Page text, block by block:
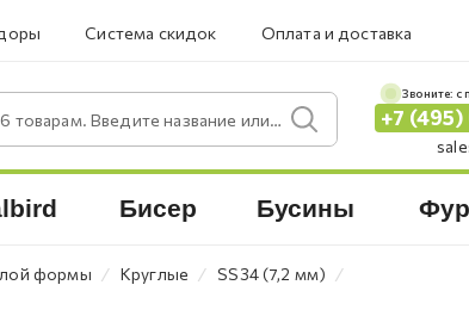
Система скидок Оплата и доставка
товарам. Введите название или артикул.
Звоните: c
+7
Бисер Бусины
формы ⁄ Круглые ⁄ SS34 (7,2 мм) ⁄